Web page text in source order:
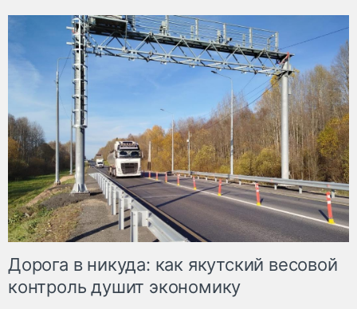
Дорога в никуда: как якутский весовой
контроль душит экономику